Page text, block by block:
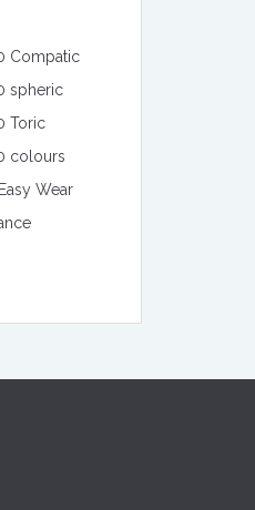
Compatic
spheric
Toric
colours
Wear